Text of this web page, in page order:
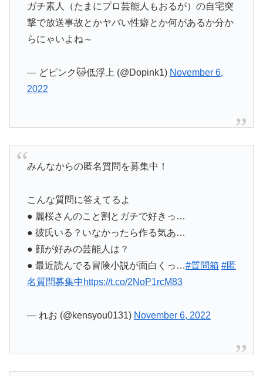
ガチ素人（たまにプロ芸能人もおるが）の自宅突
撃で放送事故とかヤバい性癖とか何があるか分か
らにゃいよね～
— どピンク🐱低浮上 (@Dopink1) November 6,
2022
みんなからの匿名質問を募集中！
こんな質問に答えてるよ
● 麗桜さんのこと割とガチで好きっ…
● 彼氏いる？いなかったら作る気あ…
● 顔が好みの芸能人は？
● 最近読んでる冒険小説が面白くっ…#質問箱 #匿
名質問募集中 https://t.co/2NoP1rcM83
— れお (@kensyou0131) November 6, 2022